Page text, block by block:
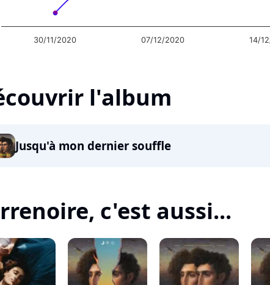
30/11/2020 07/12/2020 14/
l'album
Jusqu'à mon dernier souffle
c'est aussi...